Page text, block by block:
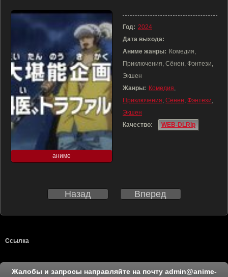
аниме
Год: 2024
Дата выхода:
Аниме жанры: Комедия,
Приключения, Сёнен, Фэнтези,
Экшен
Жанры: Комедия,
Приключения, Сёнен, Фэнтези,
Экшен
Качество:
WEB-DLRip
Назад Вперед
Ссылка
Жалобы и запросы направляйте на почту admin@anime-